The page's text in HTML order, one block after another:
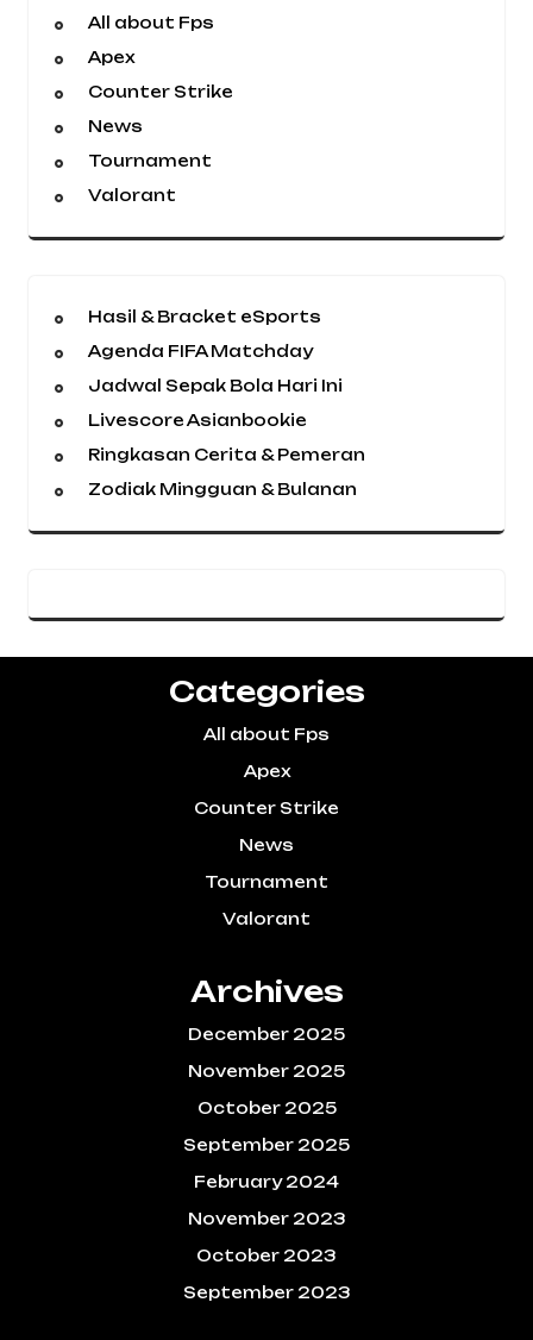
All about Fps
Apex
Counter Strike
News
Tournament
Valorant
Hasil & Bracket eSports
Agenda FIFA Matchday
Jadwal Sepak Bola Hari Ini
Livescore Asianbookie
Ringkasan Cerita & Pemeran
Zodiak Mingguan & Bulanan
Categories
All about Fps
Apex
Counter Strike
News
Tournament
Valorant
Archives
December 2025
November 2025
October 2025
September 2025
February 2024
November 2023
October 2023
September 2023